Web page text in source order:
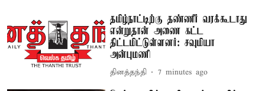
தமிழ்நாட்டிற்கு தண்ணீர் வரக்கூடாது
என்றுதான் அணை கட்ட
திட்டமிட்டுள்ளனர்: சவுமியா
அன்புமணி
தினத்தந்தி 7 minutes ago